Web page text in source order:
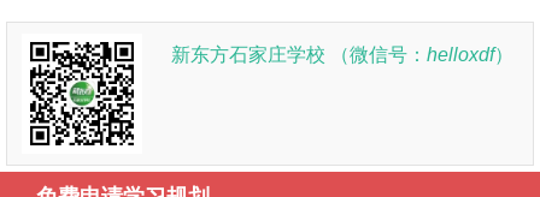
新东方石家庄学校 （微信号： helloxdf）